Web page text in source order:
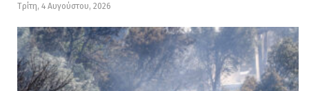
Τρίτη, 4 Αυγούστου, 2026